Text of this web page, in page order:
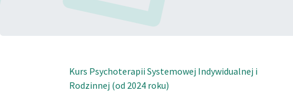
Kurs Psychoterapii Systemowej Indywidualnej i
Rodzinnej (od 2024 roku)